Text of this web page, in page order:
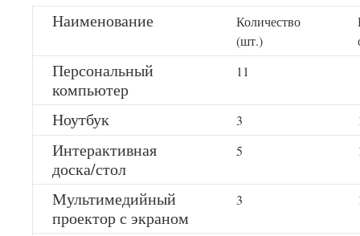
Наименование
Количество
(шт.)
Персональный
компьютер
11
Ноутбук 3
Интерактивная
доска/стол
5
Мультимедийный
проектор с экраном
3